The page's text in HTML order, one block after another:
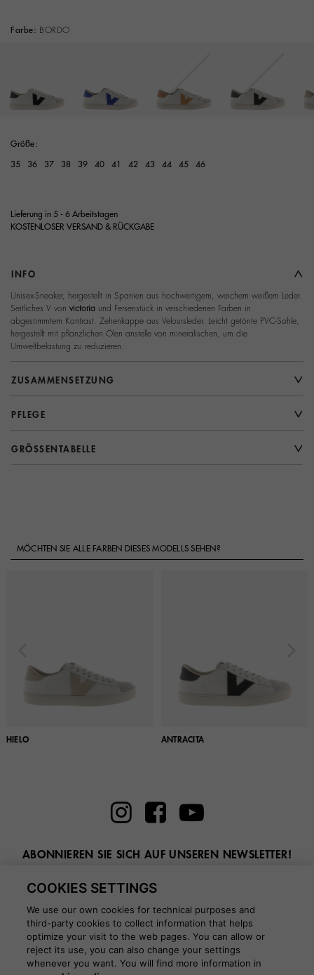
Farbe: BORDO
Größe:
35 36 37 38 39 40 41 42 43 44 45 46
Lieferung in 5 - 6 Arbeitstagen
KOSTENLOSER VERSAND & RÜCKGABE
INFO
Unisex-Sneaker, hergestellt in Spanien aus hochwertigem, weichem weißem Leder.
Seitliches V von victoria und Fersenstück in verschiedenen Farben in
abgestimmtem Kontrast. Zehenkappe aus Veloursleder. Leicht getönte PVC-Sohle,
hergestellt mit pflanzlichen Ölen anstelle von mineralischen, um die
Umweltbelastung zu reduzieren.
ZUSAMMENSETZUNG
PFLEGE
GRÖSSENTABELLE
MÖCHTEN SIE ALLE FARBEN DIESES MODELLS SEHEN?
HIELO ANTRACITA
ABONNIEREN SIE SICH AUF UNSEREN NEWSLETTER!
BLOG
COOKIES SETTINGS
We use our own cookies for technical purposes and
third-party cookies to collect information that helps
optimize your visit to the web pages. You can allow or
reject its use, you can also change your settings
whenever you want. You will find more information in